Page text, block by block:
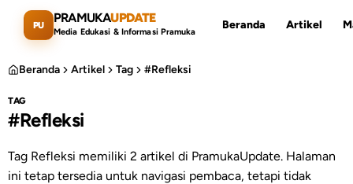
Lewati ke konten utama
PU PRAMUKAUPDATE
Media Edukasi & Informasi Pramuka
Beranda Artikel
Cari artikel
Beranda Artikel Tag #Refleksi
TAG
#Refleksi
Tag Refleksi memiliki 2 artikel di PramukaUpdate. Halaman
ini tetap tersedia untuk navigasi pembaca, tetapi tidak